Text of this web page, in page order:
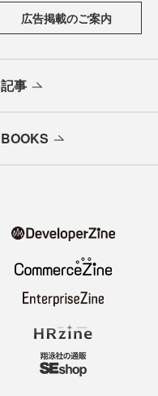
広告掲載のご案内
記事
BOOKS